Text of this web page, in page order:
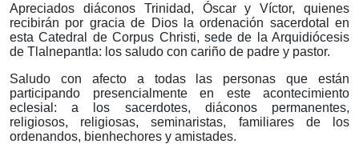
Apreciados diáconos Trinidad, Óscar y Víctor, quienes
recibirán por gracia de Dios la ordenación sacerdotal en
esta Catedral de Corpus Christi, sede de la Arquidiócesis
de Tlalnepantla: los saludo con cariño de padre y pastor.
Saludo con afecto a todas las personas que están
participando presencialmente en este acontecimiento
eclesial: a los sacerdotes, diáconos permanentes,
religiosos, religiosas, seminaristas, familiares de los
ordenandos, bienhechores y amistades.